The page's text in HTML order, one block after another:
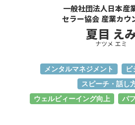
一般社団法人日本産
セラー協会 産業カウ
夏目 え
ナツメ エミ
メンタルマネジメント
ビ
スピーチ・話し
ウェルビィーイング向上
パ